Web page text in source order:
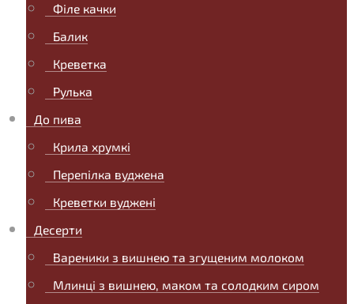
Філе качки
Балик
Креветка
Рулька
До пива
Крила хрумкі
Перепілка вуджена
Креветки вуджені
Десерти
Вареники з вишнею та згущеним молоком
Млинці з вишнею, маком та солодким сиром